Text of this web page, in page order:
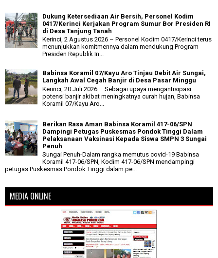
Dukung Ketersediaan Air Bersih, Personel Kodim
0417/Kerinci Kerjakan Program Sumur Bor Presiden RI
di Desa Tanjung Tanah
Kerinci, 2 Agustus 2026 – Personel Kodim 0417/Kerinci terus
menunjukkan komitmennya dalam mendukung Program
Presiden Republik In...
Babinsa Koramil 07/Kayu Aro Tinjau Debit Air Sungai,
Langkah Awal Cegah Banjir di Desa Pasar Minggu
Kerinci, 20 Juli 2026 – Sebagai upaya mengantisipasi
potensi banjir akibat meningkatnya curah hujan, Babinsa
Koramil 07/Kayu Aro...
Berikan Rasa Aman Babinsa Koramil 417-06/SPN
Dampingi Petugas Puskesmas Pondok Tinggi Dalam
Pelaksanaan Vaksinasi Kepada Siswa SMPN 3 Sungai
Penuh
Sungai Penuh-Dalam rangka memutus covid-19 Babinsa
Koramil 417-06/SPN, Kodim 417-06/SPN mendampingi
petugas Puskesmas Pondok Tinggi dalam pe...
MEDIA ONLINE